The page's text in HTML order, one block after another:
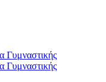
Γυμναστικής
Γυμναστικής